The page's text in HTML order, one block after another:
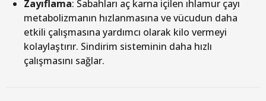
Zayıflama: Sabahları aç karna içilen ıhlamur çayı
metabolizmanın hızlanmasına ve vücudun daha
etkili çalışmasına yardımcı olarak kilo vermeyi
kolaylaştırır. Sindirim sisteminin daha hızlı
çalışmasını sağlar.